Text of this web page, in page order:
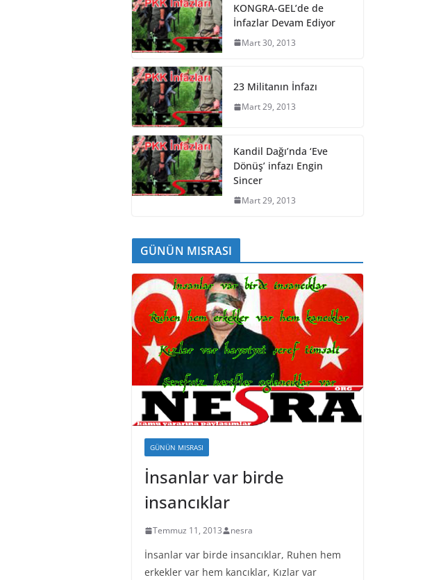
KONGRA-GEL’de de
İnfazlar Devam Ediyor
Mart 30, 2013
23 Militanın İnfazı
Mart 29, 2013
Kandil Dağı’nda ‘Eve
Dönüş’ infazı Engin
Sincer
Mart 29, 2013
GÜNÜN MISRASI
GÜNÜN MISRASI
İnsanlar var birde
insancıklar
Temmuz 11, 2013 nesra
İnsanlar var birde insancıklar, Ruhen hem
erkekler var hem kancıklar, Kızlar var